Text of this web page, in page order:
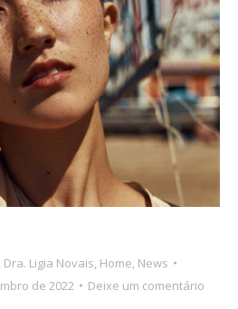
Dra. Ligia Novais, Home, News
de 2022 Deixe um comentário